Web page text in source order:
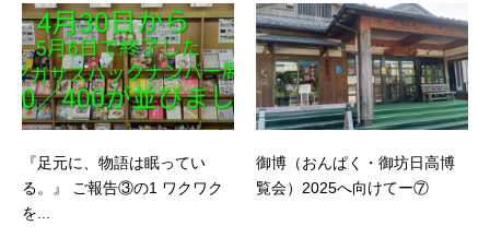
『足元に、物語は眠ってい
る。』 ご報告③の1 ワクワク
を...
御博（おんぱく・御坊日高博
覧会）2025へ向けてー⑦